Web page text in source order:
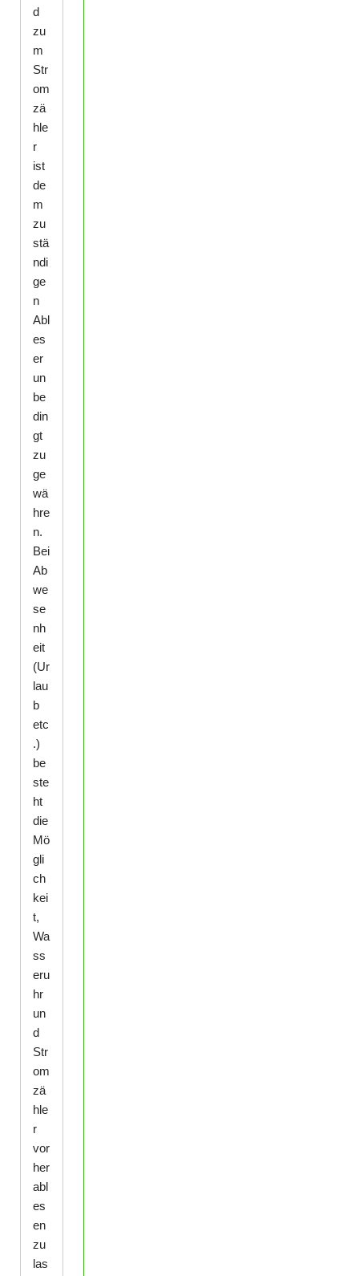
d
zu
m
Str
om
zä
hle
r
ist
de
m
zu
stä
ndi
ge
n
Abl
es
er
un
be
din
gt
zu
ge
wä
hre
n.
Bei
Ab
we
se
nh
eit
(Ur
lau
b
etc
.)
be
ste
ht
die
Mö
gli
ch
kei
t,
Wa
ss
eru
hr
un
d
Str
om
zä
hle
r
vor
her
abl
es
en
zu
las